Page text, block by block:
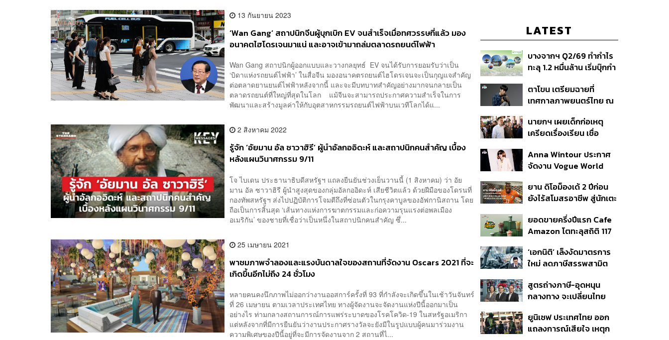
13 กันยายน 2023
‘Wan Gang’ สถาปนิกจีนผู้บุกเบิก EV จนสำเร็จเมื่อทศวรรษที่แล้ว มอง
อนาคตไฮโดรเจนมาแน่ และอาจเข้ามาถล่มตลาดรถยนต์ไฟฟ้า
Wan Gang สถาปนิกผู้ออกแบบและวางกลยุทธ์ EV จนได้รับการยอมรับว่าเป็น
‘บิดาแห่งรถยนต์ไฟฟ้า’ ในสื่อจีน มองอนาคตรถยนต์ไฮโดรเจนจะเป็นกุญแจสำคัญ
ต่อตลาดยานยนต์ไฟฟ้าหลังจากนี้ และจะมีบทบาทสำคัญอย่างมากจนกลายเป็น
ตลาดรถยนต์ที่ใหญ่ที่สุดในโลก แม้จีนจะสามารถประกาศความสำเร็จในการ
พัฒนาและสร้างมูลค่าให้กับอุตสาหกรรมรถยนต์ไฟฟ้าบนเวทีโลกได้แ...
2 สิงหาคม 2022
รู้จัก ‘อัยมาน อัล ซาวาฮิรี’ ผู้นำอัลกออิดะห์ และสถาปนิกคนสำคัญ เบื้อง
หลังแผนวินาศกรรม 9/11
โจ ไบเดน ประธานาธิบดีสหรัฐฯ แถลงยืนยันช่วงเย็นวานนี้ (1 สิงหาคม) ว่า อัย
มาน อัล ซาวาฮิรี ผู้นำสูงสุดของกลุ่มอัลกออิดะห์ เสียชีวิตแล้ว ด้วยฝีมือของโดรนที่
กองทัพสหรัฐฯ ส่งไปปฏิบัติการโจมตีถึงที่ซ่อนตัวในกรุงคาบูลของอัฟกานิสถาน โดย
ถือเป็นการสิ้นสุด ‘เส้นทางแห่งการฆาตกรรมและก่อความรุนแรงต่อพลเมือง
อเมริกัน’ ของชายที่เชื่อว่าเป็นหนึ่งในสถาปนิกคนสำคัญ ซึ่...
25 เมษายน 2021
พาชมภาพจำลองและแรงบันดาลใจของสถานที่จัดงาน Oscars 2021 ที่จะ
เกิดขึ้นอีกไม่ถึง 24 ชั่วโมง
หลายคนคงนึกภาพไม่ออกว่างานออสการ์ครั้งที่ 93 ที่กำลังจะเกิดขึ้นในเช้าวันจันทร์
ที่ 26 เมษายน ตามเวลาประเทศไทย ทางผู้จัดงานจะจัดงานแห่งปีนี้ออกมาเป็น
อย่างไร ท่ามกลางสถานการณ์การแพร่ระบาดของโรคโควิด-19 ในสหรัฐอเมริกา
แต่หลังจากที่มีการยืนยันว่างานประกาศรางวัลจะยังมีในรูปแบบผู้คนมาร่วมงาน
ความพิเศษของปีนี้อยู่ที่จะมีการจัดงานจาก 2 สถานที่ไ...
LATEST
บางจากฯ Q2/69 ทำกำไร
ทะลุ 1.2 หมื่นล้าน เริ่มบุ๊กกำ
แรก หนุนรายได้ครึ่งปีทะลุ
3.2 แสนล้าน
ตาโขน เตรียมฉายที่
เทศกาลภาพยนตร์ไทย ณ
นายกฯ เผยเด็กก่อเหตุ
เครียดเรื่องเรียน เชื่อ
กระสุนอีกกว่า 30 นัด หาก
ไม่จบชีวิตตัวเองอาจสูญ
Anna Wintour ประกาศ
จัดงาน Vogue World
ยาน ดิโอม็องเด้ 2 ปีก่อน
ยังไร้สโมสรอาชีพ สู่นักเตะ
สัญญาถึงน้องสาวผู้ล่วง
ลับ
ยอดขายครึ่งปีแรก Cafe
Amazon โตทะลุสถิติ 117
สไตล์ OR โตต่อเนื่อง
‘เอกนิติ’ เล็งงัดมาตรการ
ใหม่ ลดภาษีสรรพสามิต
โรงงานในไทย
สูตรถ่างภาษี-อุดหนุน
กลางทาง จะเปลี่ยนไทย
EV ได้จริงหรือ?
ยูนิเซฟ ประเทศไทย ออก
แถลงการณ์เสียใจ เหตุก